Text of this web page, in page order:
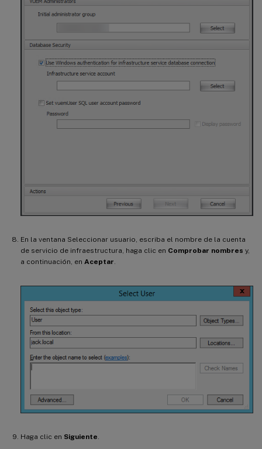
En la ventana Seleccionar usuario, escriba el nombre de la cuenta
de servicio de infraestructura, haga clic en Comprobar nombres y,
a continuación, en Aceptar
Haga clic en Siguiente